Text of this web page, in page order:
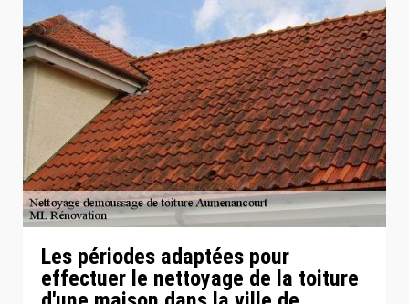
Les périodes adaptées pour
effectuer le nettoyage de la toiture